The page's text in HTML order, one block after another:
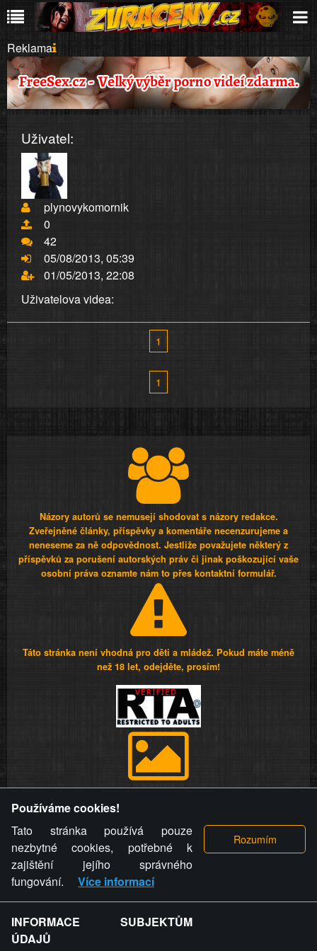
Reklama
Uživatel:
plynovykomornik
0
42
05/08/2013, 05:39
01/05/2013, 22:08
Uživatelova videa:
1
1
Názory autorů se nemusejí shodovat s názory redakce.
Zveřejněné články, příspěvky a komentáře necenzurujeme a
neneseme za ně odpovědnost. Jestliže považujete některý z
příspěvků za porušení autorských práv či jinak poškozující vaše
osobní práva oznamte nám to přes kontaktní formulář.
Táto stránka není vhodná pro děti a mládež. Pokud máte méně
než 18 let, odejděte, prosím!
videa a komentáře. Osoba, které se toto opatření provozovatele
stránky týče, ani osoba, která umístila fotografii nebo video na
stránku, nemůže z důvodu odstranění fotografie, videa nebo
komentáře pro výše uvedenou okolnost uplatnit vůči
provozovateli stránky žádný nárok na náhradu škody nebo
nemajetkové újmy.
ZVRÁCENÝ.CZ - Svět není zvrácenej. To jen
Používáme cookies!
Tato stránka používá pouze
nezbytné cookies, potřebné k
zajištění jejího správného
fungování.
Více informací
INFORMACE SUBJEKTŮM
ÚDAJŮ